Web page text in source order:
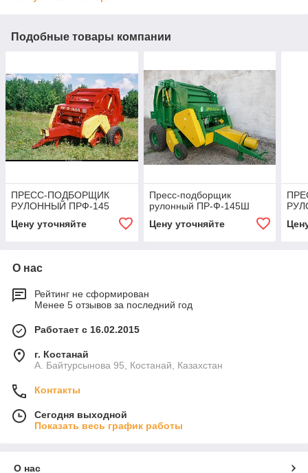
Подобные товары компании
ПРЕСС-ПОДБОРЩИК
РУЛОННЫЙ ПРФ-145
Цену уточняйте
Пресс-подборщик
рулонный ПР-Ф-145Ш
Цену уточняйте
О нас
Рейтинг не сформирован
Менее 5 отзывов за последний год
Работает с 16.02.2015
г. Костанай
А. Байтурсынова 95, Костанай, Казахстан
Контакты
Сегодня выходной
Показать весь график работы
О нас